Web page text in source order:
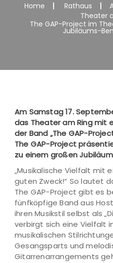
Home Rathaus
Theater
The GAP-Project im
Jubiläums-
Am Samstag 17.
das Theater am Ring mit
der Band „The GAP-
The GAP-Project
zu einem großen
„Musikalische Vielfalt mit
guten Zweck!“ So lautet
The GAP-Project gibt es
fünfköpfige Band aus
ihren Musikstil selbst als
verbirgt sich eine Vielfalt
musikalischen
Gesangsparts und
Gitarrenarrangements